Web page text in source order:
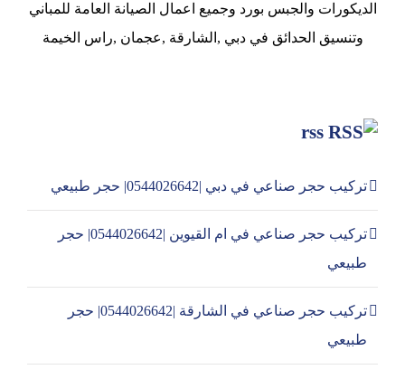
الديكورات والجبس بورد وجميع اعمال الصيانة العامة للمباني
وتنسيق الحدائق في دبي ,الشارقة ,عجمان ,راس الخيمة
rss
تركيب حجر صناعي في دبي |0544026642| حجر طبيعي
تركيب حجر صناعي في ام القيوين |0544026642| حجر
طبيعي
تركيب حجر صناعي في الشارقة |0544026642| حجر
طبيعي